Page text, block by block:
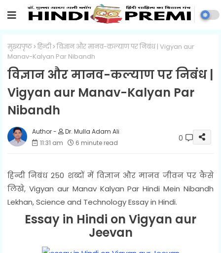
मुख्यपृष्ठ हिन्दी विज्ञान और मानव-कल्याण पर निबंध | Vigyan aur
Manav-Kalyan Par Nibandh
विज्ञान और मानव-कल्याण पर निबंध |
Vigyan aur Manav-Kalyan Par
Nibandh
Dr. Mulla Adam Ali
11:31 am
6 minute read 0
हिन्दी निबंध 250 शब्दों में विज्ञान और मानव जीवन पर कैसे
लिखे, Vigyan aur Manav Kalyan Par Hindi Mein Nibandh
Lekhan, Science and Technology Essay in Hindi.
Essay in Hindi on Vigyan aur
Jeevan